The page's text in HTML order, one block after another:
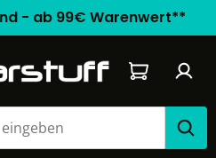
- ab 99€ Warenwert**
Warenkorb